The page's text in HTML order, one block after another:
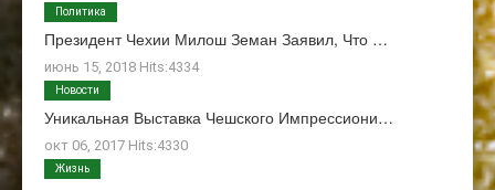
Президент Чехии Милош Земан Заявил, Что …
июнь 15, 2018 Hits:4334
Политика
Уникальная Выставка Чешского Импрессиони…
окт 06, 2017 Hits:4330
Новости
Жизнь